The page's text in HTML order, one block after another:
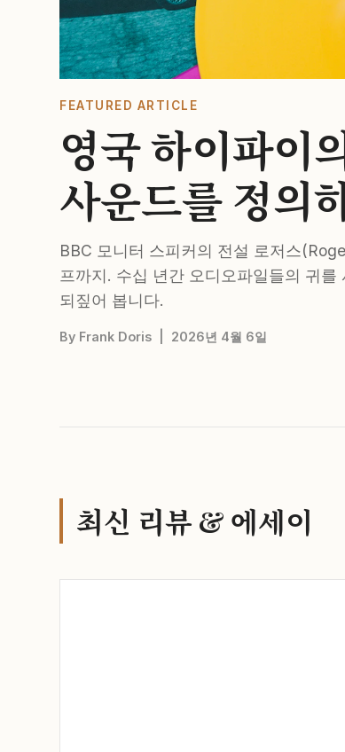
FEATURED ARTICLE
영국 하이파이
사운드를 정의
BBC 모니터 스피커의 전설 로저스
프까지. 수십 년간 오디오파일들의 귀
되짚어 봅니다.
By Frank Doris | 2026년 4월 6일
최신 리뷰 & 에세이